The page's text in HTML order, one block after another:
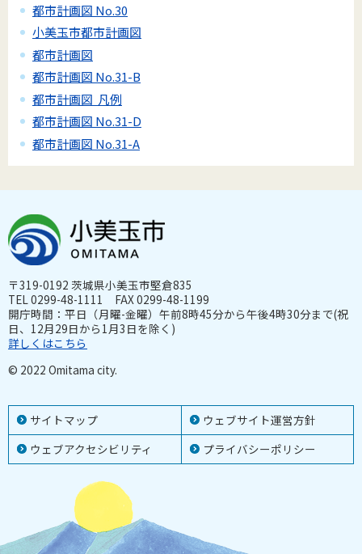
都市計画図 No.30
小美玉市都市計画図
都市計画図
都市計画図 No.31-B
都市計画図 凡例
都市計画図 No.31-D
都市計画図 No.31-A
サイトマップ
ウェブサイト運営方針
ウェブアクセシビリティ
プライバシーポリシー
〒319-0192 茨城県小美玉市堅倉835
TEL 0299-48-1111 FAX 0299-48-1199
開庁時間：平日（月曜-金曜）午前8時45分から午後4時30分まで(祝
日、12月29日から1月3日を除く)
詳しくはこちら
© 2022 Omitama city.